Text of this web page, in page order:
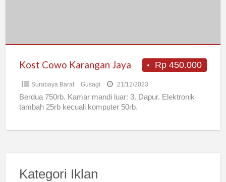
Rp 450.000
Kost Cowo Karangan Jaya
Surabaya Barat Gusagi 21/12/2023
Berdua 750rb. Kamar mandi luar: 3. Dapur. Elektronik
tambah 25rb kecuali komputer 50rb.
Kategori Iklan